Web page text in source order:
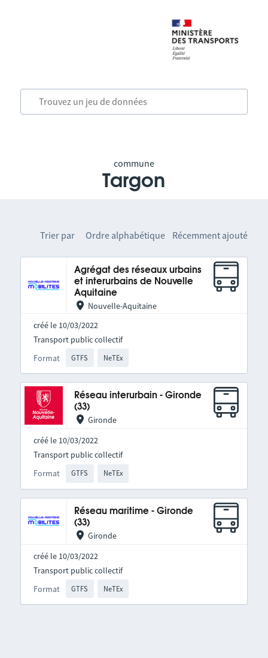
commune
Targon
Trier par Ordre alphabétique Récemment ajouté
Agrégat des réseaux urbains
et interurbains de Nouvelle
Aquitaine
Nouvelle-Aquitaine
créé le 10/03/2022
Format GTFS NeTEx
Transport public collectif
Réseau interurbain - Gironde
(33)
Gironde
créé le 10/03/2022
Format GTFS NeTEx
Transport public collectif
Réseau maritime - Gironde
(33)
Gironde
créé le 10/03/2022
Format GTFS NeTEx
Transport public collectif